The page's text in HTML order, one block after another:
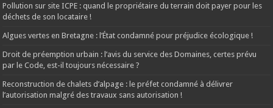
Pollution sur site ICPE : quand le propriétaire du terrain doit payer pour les
déchets de son locataire !
Algues vertes en Bretagne : l’État condamné pour préjudice écologique !
Droit de préemption urbain : l’avis du service des Domaines, certes prévu
par le Code, est-il toujours nécessaire ?
Reconstruction de chalets d’alpage : le préfet condamné à délivrer
l’autorisation malgré des travaux sans autorisation !